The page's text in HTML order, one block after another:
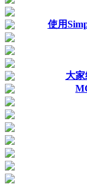
使用
大